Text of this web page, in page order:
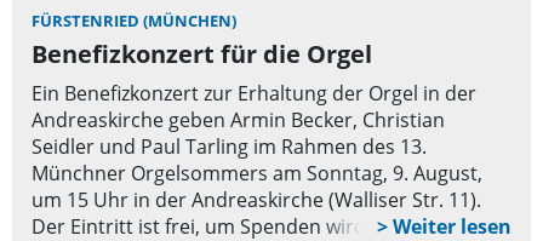
Militärbegeisterung seiner Nachbarn lustig.
FÜRSTENRIED (MÜNCHEN)
Benefizkonzert für die Orgel
Ein Benefizkonzert zur Erhaltung der Orgel in der
Andreaskirche geben Armin Becker, Christian
Seidler und Paul Tarling im Rahmen des 13.
Münchner Orgelsommers am Sonntag, 9. August,
um 15 Uhr in der Andreaskirche (Walliser Str. 11).
Der Eintritt ist frei, um Spenden wird gebeten.